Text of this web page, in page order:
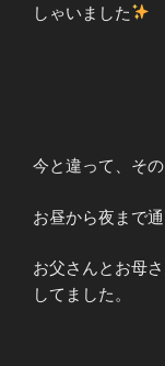
しゃいました
今と違って、そ
お昼から夜まで
お父さんとお母
してました。